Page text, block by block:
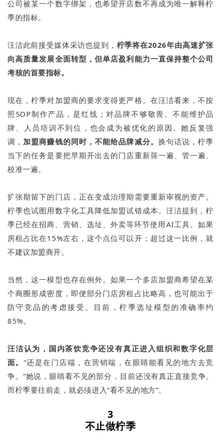
公司被某一个数字绑架，也希望开店数不再成为唯一解释柠
季的指标。
汪洁此前接受媒体采访也提到， 柠季将在2026年由高速扩张
向高质量发展全面转型，但单店盈利能力一直保持整个公司
考核的首要指标。
现在，柠季对加盟商的要求变得更严格。在汪洁看来，不按
照SOP制作产品，是红线；对品牌不够敬畏、不能维护品
牌、人员培训不到位，也会成为被优化的原因。她反复强
调， 加盟商赚钱的同时，不能给品牌减分。 换句话说，柠季
当下的任务是要把早期开出去的门店重新筛一遍、管一遍、
校准一遍。
扩张期留下的门店，正在变成治理期需要重新审视的资产。
柠季也试图用数字化工具降低加盟试错成本。汪洁提到，柠
季已经在招商、营销、选址、外卖等环节使用AI工具。如果
房租占比在15%左右，这个点位可以开；超过这一比例，就
不建议加盟商开。
当然，这一模型也存在例外。如果一个多店加盟商希望在某
个商圈形成密度，即便部分门店房租占比略高，也可能出于
防守竞品的考虑接受。目前，柠季选址模型的准确率约
85%。
汪洁认为，国内茶饮竞争还没有真正进入组织和数字化层
面。 “还是在门店端，在营销端，在眼睛能看见的地方去竞
争。”她说，眼睛看不见的部分，目前还没有真正直接竞争。
而柠季要往前走，就必须进入“看不见的地方”。
3
不止做柠季